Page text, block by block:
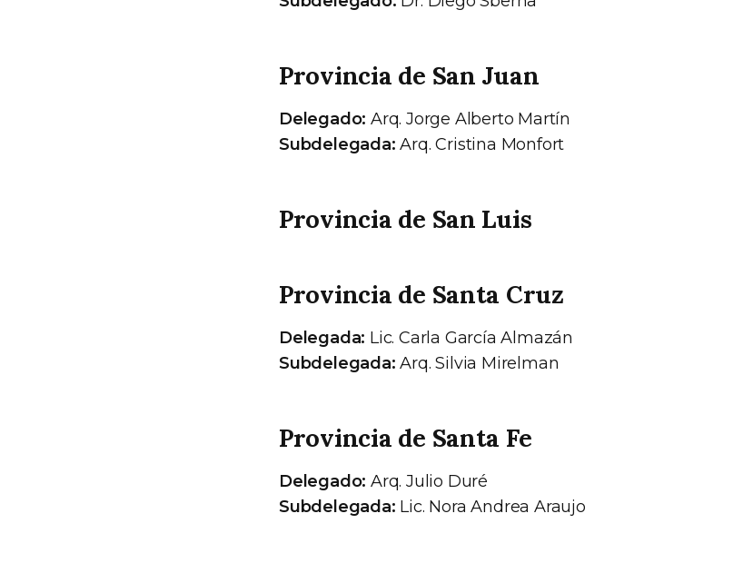
Provincia de San Juan
Delegado: Arq. Jorge Alberto Martín
Subdelegada: Arq. Cristina Monfort
Provincia de San Luis
Provincia de Santa Cruz
Delegada: Lic. Carla García Almazán
Subdelegada: Arq. Silvia Mirelman
Provincia de Santa Fe
Delegado: Arq. Julio Duré
Subdelegada: Lic. Nora Andrea Araujo